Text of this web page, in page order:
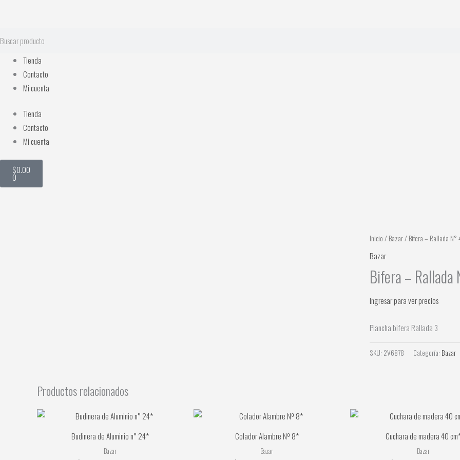
Tienda
Contacto
Mi cuenta
Tienda
Contacto
Mi cuenta
$0.00
0
Cart
Inicio / Bazar/ Bifera – Rallada N°
Bazar
Bifera – Rallada
Ingresar para ver precios
Plancha bifera Rallada 3
SKU: 2V6878 Categoría: Bazar
Productos relacionados
Budinera de Aluminio n° 24*
Bazar
Colador Alambre Nº 8*
Bazar
Cuchara de madera 40
Bazar